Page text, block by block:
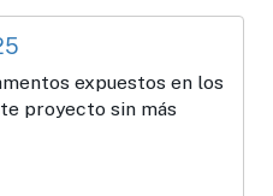
expuestos en los
proyecto sin más